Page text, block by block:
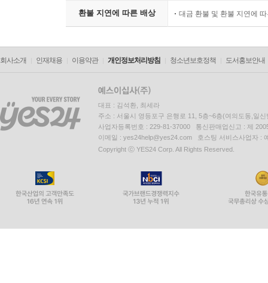
환불 지연에 따른 배상 대금 환불 및 환불 지연에
회사소개 인재채용 이용약관 개인정보처리방침 청소년보호정책 도서홍보안내
대표 : 김석환, 최세라
주소 : 서울시 영등포구 은행로 11, 5층~6층(여의도동,일신
사업자등록번호 : 229-81-37000 통신판매업신고 : 제
이메일 : yes24help@yes24.com 호스팅 서비스사업자 :
Copyright ⓒ YES24 Corp. All Rights Reserved.